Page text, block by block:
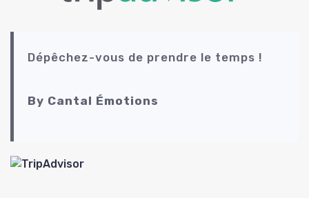
Dépêchez-vous de prendre le temps !
By Cantal Émotions